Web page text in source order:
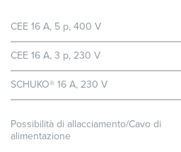
CEE 16 A, 5 p, 400 V
CEE 16 A, 3 p, 230 V
SCHUKO® 16 A, 230 V
Possibilità di allacciamento/Cavo di
alimentazione